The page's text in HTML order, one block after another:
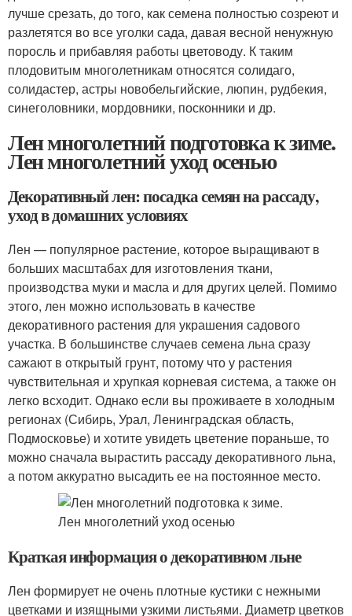
лучше срезать, до того, как семена полностью созреют и
разлетятся во все уголки сада, давая весной ненужную
поросль и прибавляя работы цветоводу. К таким
плодовитым многолетникам относятся солидаго,
солидастер, астры новобельгийские, люпин, рудбекия,
синеголовники, мордовники, посконники и др.
Лен многолетний подготовка к зиме.
Лен многолетний уход осенью
Декоративный лен: посадка семян на рассаду,
уход в домашних условиях
Лен — популярное растение, которое выращивают в
больших масштабах для изготовления ткани,
производства муки и масла и для других целей. Помимо
этого, лен можно использовать в качестве
декоративного растения для украшения садового
участка. В большинстве случаев семена льна сразу
сажают в открытый грунт, потому что у растения
чувствительная и хрупкая корневая система, а также он
легко всходит. Однако если вы проживаете в холодным
регионах (Сибирь, Урал, Ленинградская область,
Подмосковье) и хотите увидеть цветение пораньше, то
можно сначала вырастить рассаду декоративного льна,
а потом аккуратно высадить ее на постоянное место.
Краткая информация о декоративном льне
Лен формирует не очень плотные кустики с нежными
цветками и изящными узкими листьями. Диаметр цветков